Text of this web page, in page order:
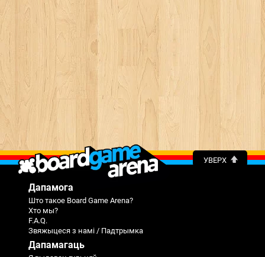
УВЕРХ
Дапамога
Што такое Board Game Arena?
Хто мы?
F.A.Q.
Звяжыцеся з намі / Падтрымка
Дапамагаць